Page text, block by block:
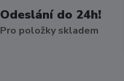
Odeslání do 24h!
Pro položky skladem